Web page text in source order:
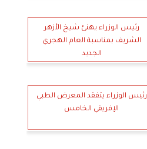
رئيس الوزراء يهنئ شيخ الأزهر
الشريف بمناسبة العام الهجري
الجديد
رئيس الوزراء يتفقد المعرض الطبي
الإفريقي الخامس